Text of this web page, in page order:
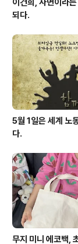
이건희, 사면이라
되다.
5월 1일은 세계 노
다.
무지 미니 에코백,